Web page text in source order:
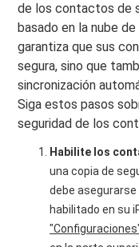
de los contactos de
basado en la nube
garantiza que sus
segura, sino que
sincronización
Siga estos pasos
seguridad de los
Habilite los
una copia de
debe
habilitado en su